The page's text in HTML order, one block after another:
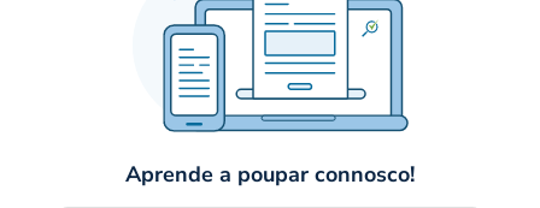
Aprende a poupar connosco!